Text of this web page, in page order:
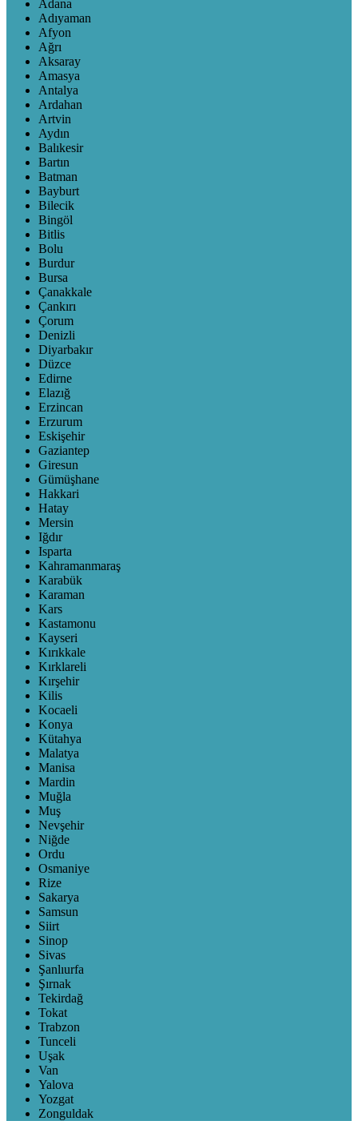
Adana
Adıyaman
Afyon
Ağrı
Aksaray
Amasya
Antalya
Ardahan
Artvin
Aydın
Balıkesir
Bartın
Batman
Bayburt
Bilecik
Bingöl
Bitlis
Bolu
Burdur
Bursa
Çanakkale
Çankırı
Çorum
Denizli
Diyarbakır
Düzce
Edirne
Elazığ
Erzincan
Erzurum
Eskişehir
Gaziantep
Giresun
Gümüşhane
Hakkari
Hatay
Mersin
Iğdır
Isparta
Kahramanmaraş
Karabük
Karaman
Kars
Kastamonu
Kayseri
Kırıkkale
Kırklareli
Kırşehir
Kilis
Kocaeli
Konya
Kütahya
Malatya
Manisa
Mardin
Muğla
Muş
Nevşehir
Niğde
Ordu
Osmaniye
Rize
Sakarya
Samsun
Siirt
Sinop
Sivas
Şanlıurfa
Şırnak
Tekirdağ
Tokat
Trabzon
Tunceli
Uşak
Van
Yalova
Yozgat
Zonguldak